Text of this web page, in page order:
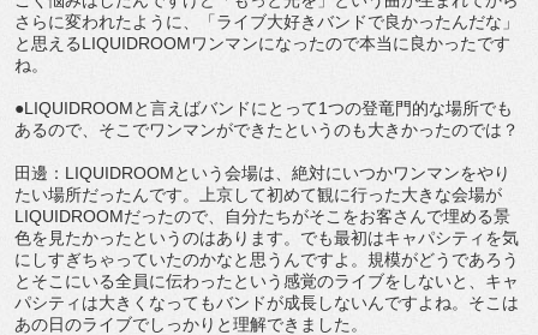
さらに変われたように、「ライブ大好きバンドで良かったんだな」
と思えるLIQUIDROOMワンマンになったので本当に良かったです
ね。
●LIQUIDROOMと言えばバンドにとって1つの登竜門的な場所でも
あるので、そこでワンマンができたというのも大きかったのでは？
田邊：LIQUIDROOMという会場は、絶対にいつかワンマンをやり
たい場所だったんです。上京して初めて観に行った大きな会場が
LIQUIDROOMだったので、自分たちがそこをお客さんで埋める景
色を見たかったというのはあります。でも最初はキャパシティを気
にしすぎちゃっていたのかなと思うんですよ。規模がどうであろう
とそこにいる全員に伝わったという感覚のライブをしないと、キャ
パシティは大きくなってもバンドが成長しないんですよね。そこは
あの日のライブでしっかりと理解できました。